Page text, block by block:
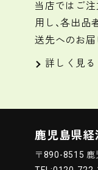
当店ではご
用し、各出品
送先へのお届
詳しく見る
鹿児島県
〒890-8515 鹿